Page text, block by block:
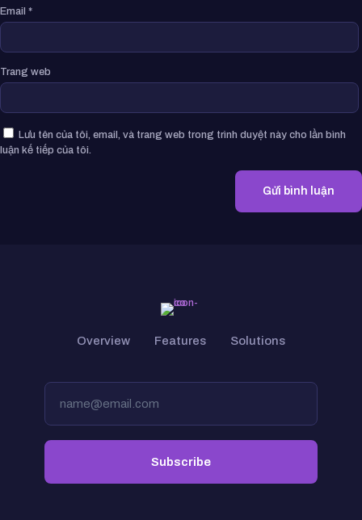
Email *
Trang web
Lưu tên của tôi, email, và trang web trong trình duyệt này cho lần bình
luận kế tiếp của tôi.
Overview Features Solutions